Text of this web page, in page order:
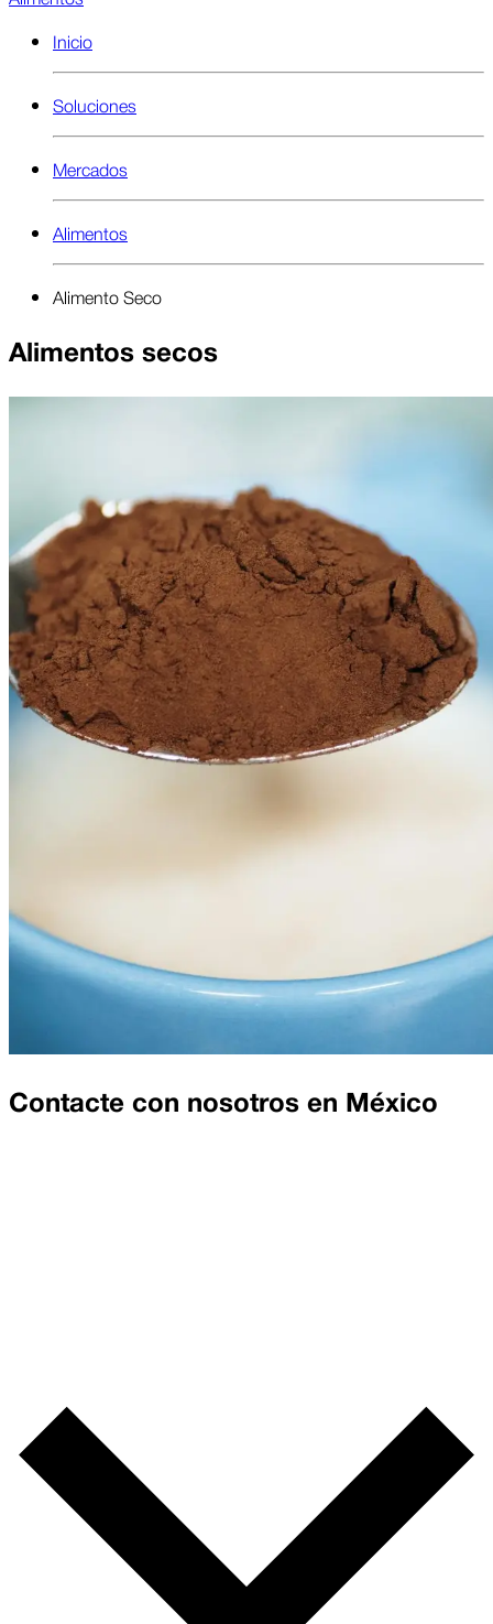
Inicio
Soluciones
Mercados
Alimentos
Alimento Seco
Alimentos secos
Contacte con nosotros en México